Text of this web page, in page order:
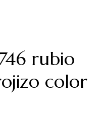
rubio
color